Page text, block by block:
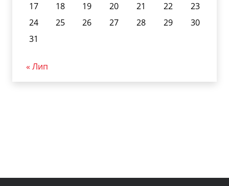
17
18 19 20 21 22
23
24
25 26 27 28 29
30
31
« Лип